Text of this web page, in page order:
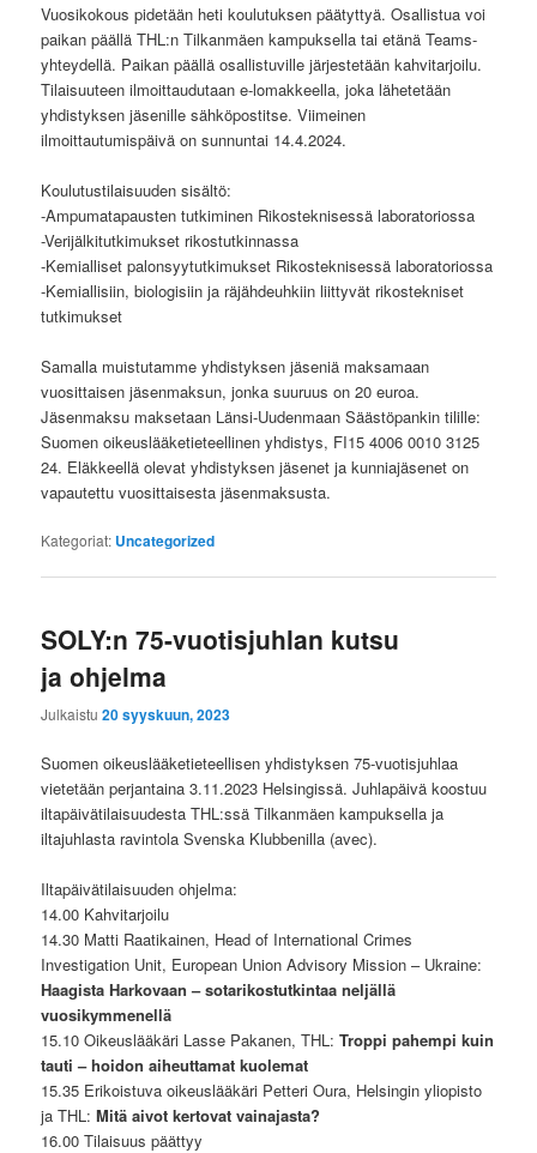
Vuosikokous pidetään heti koulutuksen päätyttyä. Osallistua voi
paikan päällä THL:n Tilkanmäen kampuksella tai etänä Teams-
yhteydellä. Paikan päällä osallistuville järjestetään kahvitarjoilu.
Tilaisuuteen ilmoittaudutaan e-lomakkeella, joka lähetetään
yhdistyksen jäsenille sähköpostitse. Viimeinen
ilmoittautumispäivä on sunnuntai 14.4.2024.
Koulutustilaisuuden sisältö:
-Ampumatapausten tutkiminen Rikosteknisessä laboratoriossa
-Verijälkitutkimukset rikostutkinnassa
-Kemialliset palonsyytutkimukset Rikosteknisessä laboratoriossa
-Kemiallisiin, biologisiin ja räjähdeuhkiin liittyvät rikostekniset
tutkimukset
Samalla muistutamme yhdistyksen jäseniä maksamaan
vuosittaisen jäsenmaksun, jonka suuruus on 20 euroa.
Jäsenmaksu maksetaan Länsi-Uudenmaan Säästöpankin tilille:
Suomen oikeuslääketieteellinen yhdistys, FI15 4006 0010 3125
24. Eläkkeellä olevat yhdistyksen jäsenet ja kunniajäsenet on
vapautettu vuosittaisesta jäsenmaksusta.
Kategoriat: Uncategorized
SOLY:n 75-vuotisjuhlan kutsu
ja ohjelma
Julkaistu20 syyskuun, 2023
Suomen oikeuslääketieteellisen yhdistyksen 75-vuotisjuhlaa
vietetään perjantaina 3.11.2023 Helsingissä. Juhlapäivä koostuu
iltapäivätilaisuudesta THL:ssä Tilkanmäen kampuksella ja
iltajuhlasta ravintola Svenska Klubbenilla (avec).
Iltapäivätilaisuuden ohjelma:
14.00 Kahvitarjoilu
14.30 Matti Raatikainen, Head of International Crimes
Investigation Unit, European Union Advisory Mission – Ukraine:
Haagista Harkovaan – sotarikostutkintaa neljällä
vuosikymmenellä
15.10 Oikeuslääkäri Lasse Pakanen, THL:Troppi pahempi kuin
tauti – hoidon aiheuttamat kuolemat
15.35 Erikoistuva oikeuslääkäri Petteri Oura, Helsingin yliopisto
ja THL:Mitä aivot kertovat vainajasta?
16.00 Tilaisuus päättyy